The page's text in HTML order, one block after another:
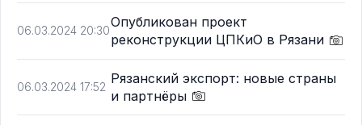
06.03.2024 20:30
Опубликован проект
реконструкции ЦПКиО в Рязани
06.03.2024 17:52
Рязанский экспорт: новые страны
и партнёры